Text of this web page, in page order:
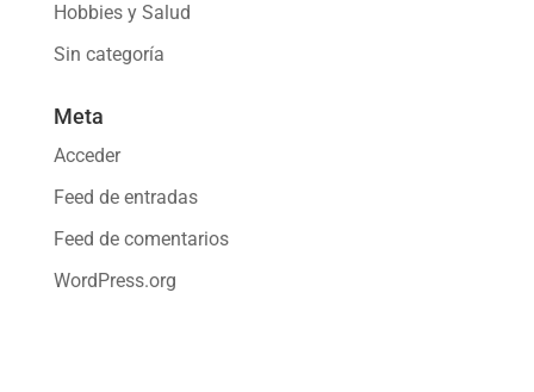
Hobbies y Salud
Sin categoría
Meta
Acceder
Feed de entradas
Feed de comentarios
WordPress.org